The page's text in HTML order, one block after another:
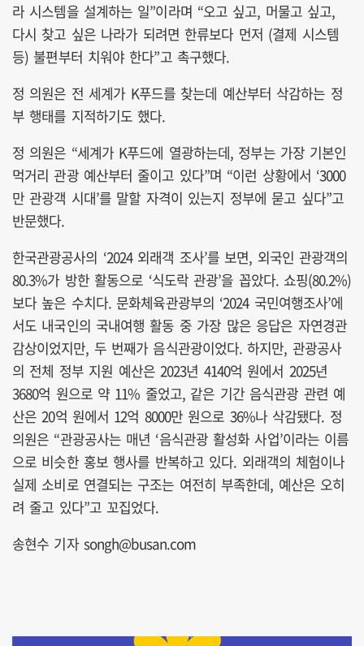
라 시스템을 설계하는 일”이라며 “오고 싶고, 머물고 싶고,
다시 찾고 싶은 나라가 되려면 한류보다 먼저 (결제 시스템
등) 불편부터 치워야 한다”고 촉구했다.
정 의원은 전 세계가 K푸드를 찾는데 예산부터 삭감하는 정
부 행태를 지적하기도 했다.
정 의원은 “세계가 K푸드에 열광하는데, 정부는 가장 기본인
먹거리 관광 예산부터 줄이고 있다”며 “이런 상황에서 ‘3000
만 관광객 시대’를 말할 자격이 있는지 정부에 묻고 싶다”고
반문했다.
한국관광공사의 ‘2024 외래객 조사’를 보면, 외국인 관광객의
80.3%가 방한 활동으로 ‘식도락 관광’을 꼽았다. 쇼핑(80.2%)
보다 높은 수치다. 문화체육관광부의 ‘2024 국민여행조사’에
서도 내국인의 국내여행 활동 중 가장 많은 응답은 자연경관
감상이었지만, 두 번째가 음식관광이었다. 하지만, 관광공사
의 전체 정부 지원 예산은 2023년 4140억 원에서 2025년
3680억 원으로 약 11% 줄었고, 같은 기간 음식관광 관련 예
산은 20억 원에서 12억 8000만 원으로 36%나 삭감됐다. 정
의원은 “관광공사는 매년 ‘음식관광 활성화 사업’이라는 이름
으로 비슷한 홍보 행사를 반복하고 있다. 외래객의 체험이나
실제 소비로 연결되는 구조는 여전히 부족한데, 예산은 오히
려 줄고 있다”고 꼬집었다.
송현수 기자 songh@busan.com